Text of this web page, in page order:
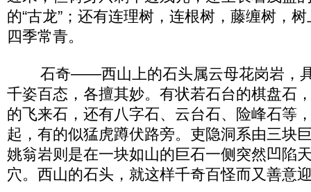
的“古龙”；还有连理树，连根树，藤缠树，
四季常青。
石奇——西山上的石头属云母花岗岩，具
千姿百态，各擅其妙。有状若石台的棋盘石
的飞来石，还有八字石、云台石、险峰石等
起，有的似猛虎蹲伏路旁。吏隐洞系由三块
姚翁岩则是在一块如山的巨石一侧突然凹陷
穴。西山的石头，就这样千奇百怪而又善意